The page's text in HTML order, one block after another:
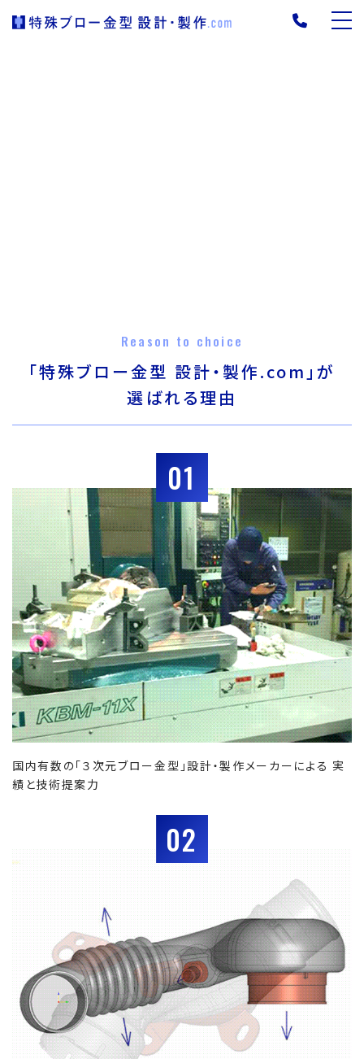
Reason to choice
「特殊ブロー金型 設計・製作.com」が
選ばれる理由
01
国内有数の「３次元ブロー金型」設計・製作メーカーによる 実
績と技術提案力
02